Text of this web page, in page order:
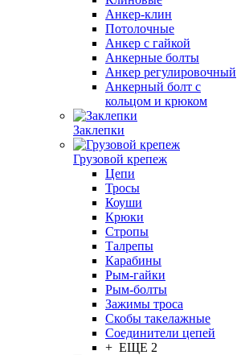
Анкер-клин
Потолочные
Анкер с гайкой
Анкерные болты
Анкер регулировочный
Анкерный болт с
кольцом и крюком
Заклепки
Грузовой крепеж
Цепи
Тросы
Коуши
Крюки
Стропы
Талрепы
Карабины
Рым-гайки
Рым-болты
Зажимы троса
Скобы такелажные
Соединители цепей
+ ЕЩЕ 2